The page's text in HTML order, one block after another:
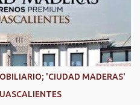
en programación, diseño de
en cinco equipos,
en la que robots diseñados
una pista siguiendo una línea
Este logro refleja cómo en
de nuevas competencias,
innovar y competir al más alto
'CIUDAD MADERAS'